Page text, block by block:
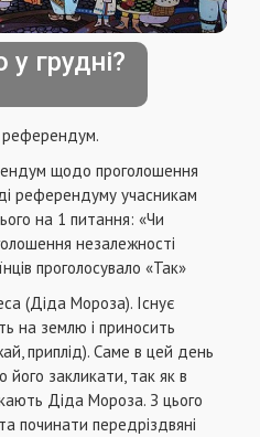
грудні?
референдум.
щодо проголошення
референдуму учасникам
на 1 питання: «Чи
незалежності
проголосувало «Так»
(Діда Мороза). Існує
на землю і приносить
приплід). Саме в цей день
його закликати, так як в
Діда Мороза. З цього
починати передріздвяні